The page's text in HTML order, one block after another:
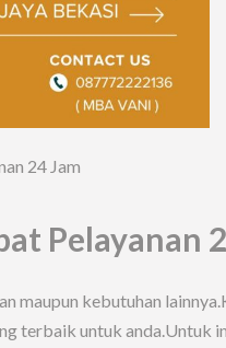
24 Jam
Pelayanan
maupun kebutuhan
terbaik untuk anda.Untuk